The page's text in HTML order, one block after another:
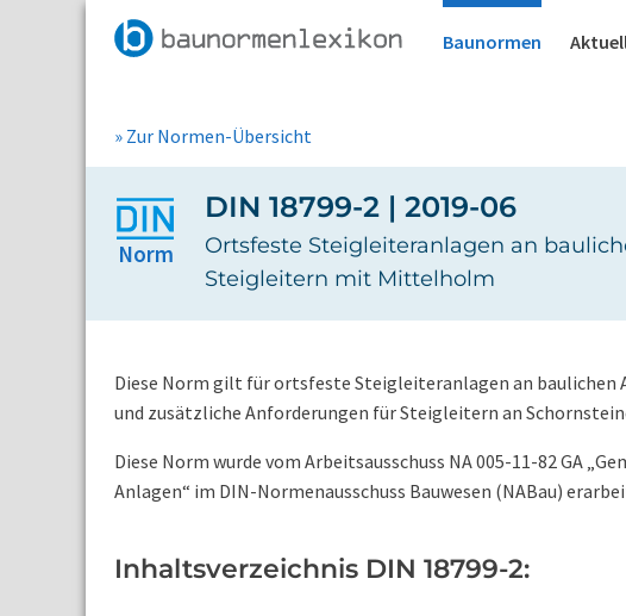
Baunormen
» Zur Normen-Übersicht
Norm
DIN 18799-2 | 2019-06
Ortsfeste Steigleiteranlagen an
Steigleitern mit Mittelholm
Diese Norm gilt für ortsfeste Steigleiteranlagen an
und zusätzliche Anforderungen für Steigleitern an
Diese Norm wurde vom Arbeitsausschuss NA 005-11-82 GA
Anlagen“ im DIN-Normenausschuss Bauwesen (NABau)
Inhaltsverzeichnis DIN 18799-2: